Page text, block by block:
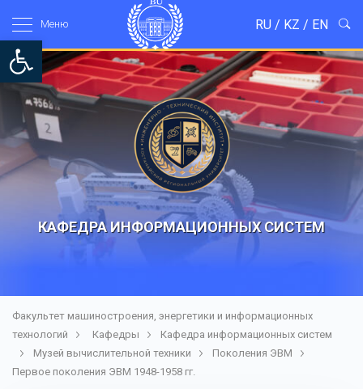
Open toolbar
Mеню RU / KZ / EN
КАФЕДРА ИНФОРМАЦИОННЫХ СИСТЕМ
Факультет машиностроения, энергетики и информационных
технологий
Кафедры
Кафедра информационных систем
Музей вычислительной техники
Поколения ЭВМ
Первое поколения ЭВМ 1948-1958 гг.